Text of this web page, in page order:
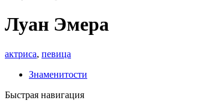
Луан Эмера
актриса, певица
Знаменитости
Быстрая навигация